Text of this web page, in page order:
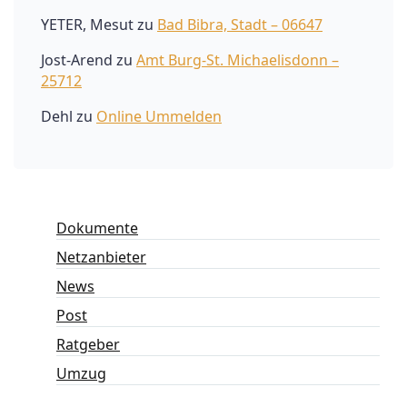
YETER, Mesutzu Bad Bibra, Stadt – 06647
Jost-Arend zu Amt Burg-St. Michaelisdonn –
25712
Dehl zu Online Ummelden
Dokumente
Netzanbieter
News
Post
Ratgeber
Umzug